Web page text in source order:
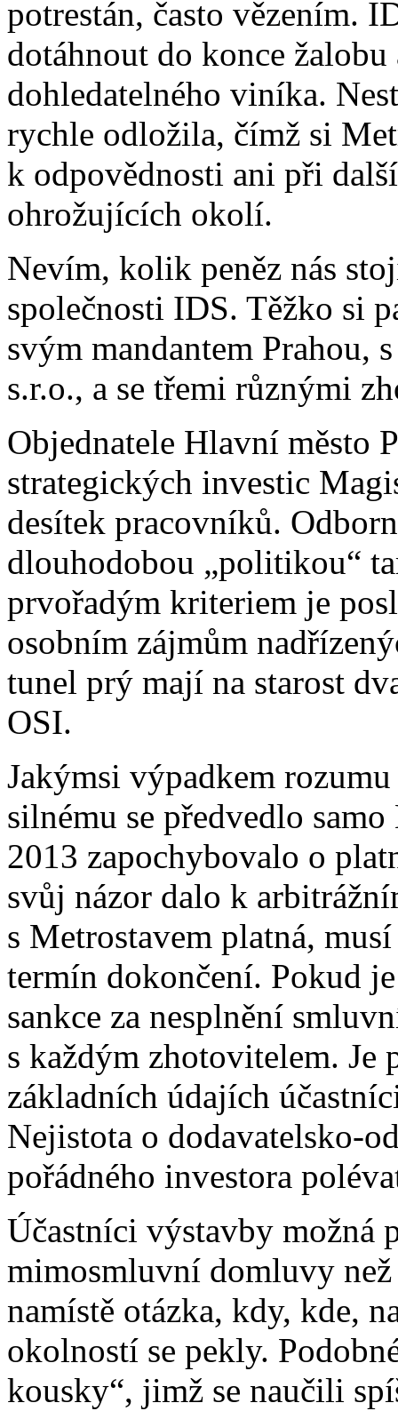
potrestán, často vězením.
dotáhnout do konce žalobu
dohledatelného viníka.
rychle odložila, čímž si
k odpovědnosti ani při
ohrožujících okolí.
Nevím, kolik peněz nás
společnosti IDS. Těžko si
svým mandantem Prahou,
s.r.o., a se třemi různými
Objednatele Hlavní město
strategických investic
desítek pracovníků.
dlouhodobou „politikou“
prvořadým kriteriem je
osobním zájmům
tunel prý mají na starost
OSI.
Jakýmsi výpadkem
silnému se předvedlo
2013 zapochybovalo o
svůj názor dalo k
s Metrostavem platná,
termín dokončení. Pokud
sankce za nesplnění
s každým zhotovitelem. Je
základních údajích
Nejistota o dodavatelsko-
pořádného investora
Účastníci výstavby možná
mimosmluvní domluvy
namístě otázka, kdy, kde,
okolností se pekly.
kousky“, jimž se naučili